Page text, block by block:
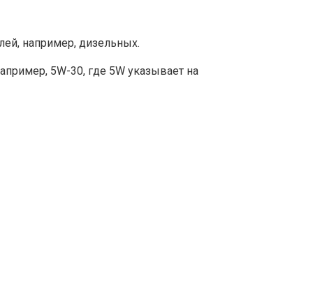
например, дизельных.
5W-30, где 5W указывает на